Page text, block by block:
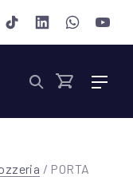
Window
New Window
New Window
New New
Cart
/ PORTA
Chiudi